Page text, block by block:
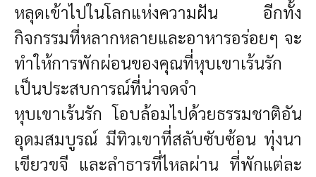
หลุดเข้าไปในโลกแห่งความฝัน อีกทั้ง
กิจกรรมที่หลากหลายและอาหารอร่อยๆ จะ
ทำให้การพักผ่อนของคุณที่หุบเขาเร้นรัก
เป็นประสบการณ์ที่น่าจดจำ
หุบเขาเร้นรัก โอบล้อมไปด้วยธรรมชาติอัน
อุดมสมบูรณ์ มีทิวเขาที่สลับซับซ้อน ทุ่งนา
เขียวขจี และลำธารที่ไหลผ่าน ที่พักแต่ละ